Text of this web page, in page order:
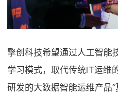
擎创科技希望通过人工智能
学习模式，取代传统IT运维
研发的大数据智能运维产品